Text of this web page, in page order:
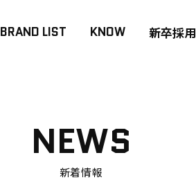
BRAND LIST KNOW 新卒採用
NEWS
新着情報